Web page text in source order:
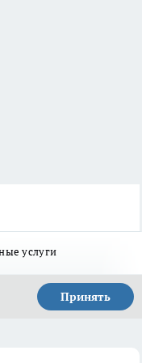
услуги
Принять